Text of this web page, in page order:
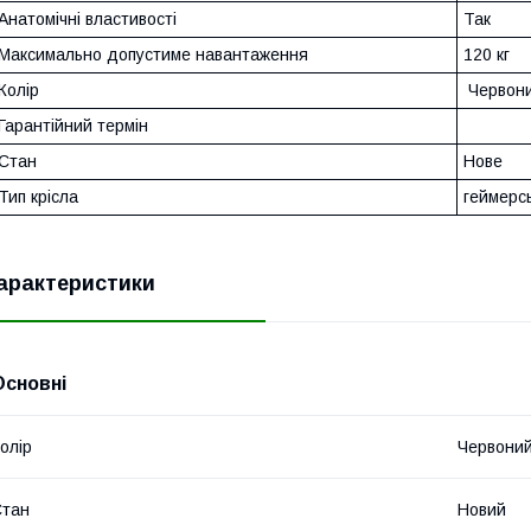
властивості
Так
допустиме навантаження
120 кг
термін
Нове
крісла
Червоний
Новий